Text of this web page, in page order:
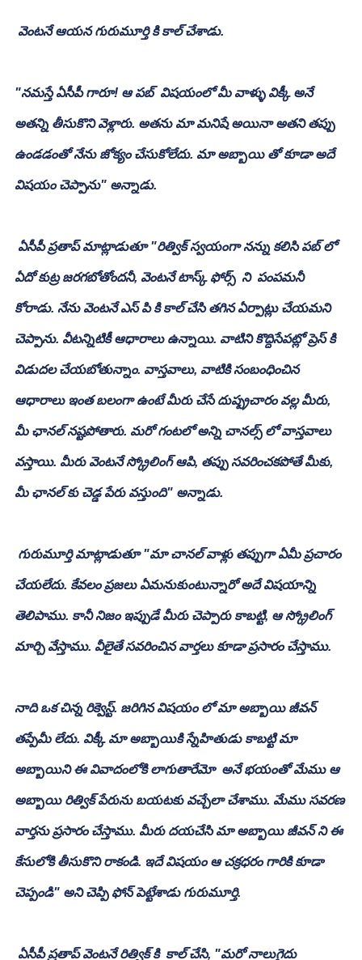
వెంటనే ఆయన గురుమూర్తి కి కాల్ చేశాడు.
"నమస్తే ఏసీపీ గారూ! ఆ పబ్  విషయంలో మీ వాళ్ళు విక్కీ అనే
అతన్ని తీసుకొని వెళ్లారు. అతను మా మనిషే అయినా అతని తప్పు
ఉండడంతో నేను జోక్యం చేసుకోలేదు. మా అబ్బాయి తో కూడా అదే
విషయం చెప్పాను" అన్నాడు.
ఏదో కుట్ర జరగబోతోందనీ, వెంటనే టాస్క్ ఫోర్స్  ని  పంపమనీ
కోరాడు. నేను వెంటనే ఎస్ పి కి కాల్ చేసి తగిన ఏర్పాట్లు చేయమని
చెప్పాను. వీటన్నిటికీ ఆధారాలు ఉన్నాయి. వాటిని కొద్దిసేపట్లో ప్రెస్ కి
విడుదల చేయబోతున్నాం. వాస్తవాలు, వాటికి సంబంధించిన
ఆధారాలు ఇంత బలంగా ఉంటే మీరు చేసే దుష్ప్రచారం వల్ల మీరు,
మీ ఛానల్ నష్టపోతారు. మరో గంటలో అన్ని చానల్స్ లో వాస్తవాలు
వస్తాయి. మీరు వెంటనే స్క్రోలింగ్ ఆపి, తప్పు సవరించకపోతే మీకు,
మీ ఛానల్ కు చెడ్డ పేరు వస్తుంది" అన్నాడు.
చేయలేదు. కేవలం ప్రజలు ఏమనుకుంటున్నారో అదే విషయాన్ని
తెలిపాము. కానీ నిజం ఇప్పుడే మీరు చెప్పారు కాబట్టి, ఆ స్క్రోలింగ్
మార్చి వేస్తాము. వీలైతే సవరించిన వార్తలు కూడా ప్రసారం చేస్తాము.
నాది ఒక చిన్న రిక్వెస్ట్. జరిగిన విషయం లో మా అబ్బాయి జీవన్
తప్పేమీ లేదు. విక్కీ మా అబ్బాయికి స్నేహితుడు కాబట్టి మా
అబ్బాయిని ఈ వివాదంలోకి లాగుతారేమో  అనే భయంతో మేము ఆ
అబ్బాయి రిత్విక్ పేరును బయటకు వచ్చేలా చేశాము. మేము సవరణ
వార్తను ప్రసారం చేస్తాము. మీరు దయచేసి మా అబ్బాయి జీవన్ ని ఈ
కేసులోకి తీసుకొని రాకండి. ఇదే విషయం ఆ చక్రధరం గారికి కూడా
చెప్పండి" అని చెప్పి ఫోన్ పెట్టేశాడు గురుమూర్తి.